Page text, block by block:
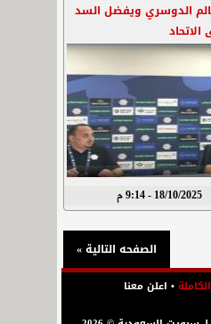
الدوسري ويفضل السد
الاتحاد
18/10/2025 - 9:14 م
الصفحه التالية »
• اعلن معنا